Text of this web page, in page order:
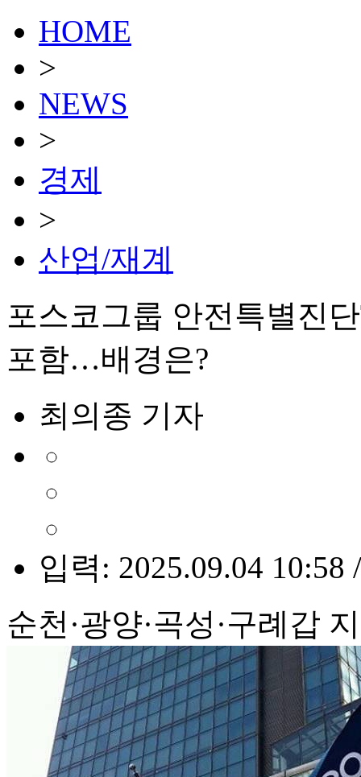
HOME
>
NEWS
>
경제
>
산업/재계
포스코그룹 안전특별진
포함…배경은?
최의종 기자
입력: 2025.09.04 10:58
순천·광양·곡성·구례갑